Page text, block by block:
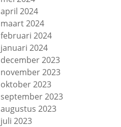
april 2024
maart 2024
februari 2024
januari 2024
december 2023
november 2023
oktober 2023
september 2023
augustus 2023
juli 2023